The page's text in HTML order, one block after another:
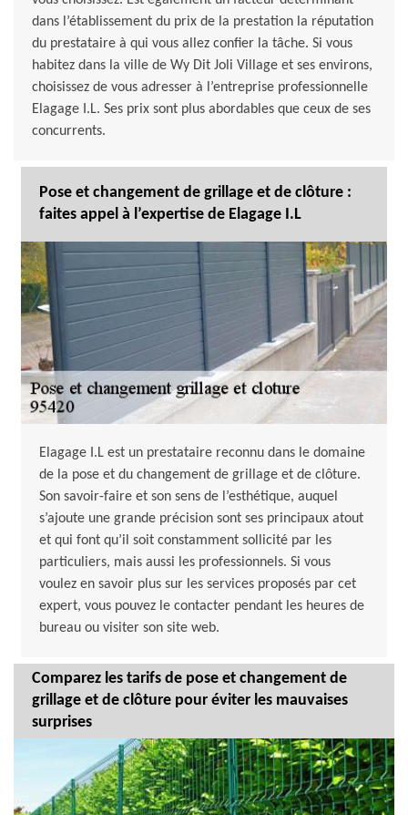
dans l’établissement du prix de la prestation la réputation
du prestataire à qui vous allez confier la tâche. Si vous
habitez dans la ville de Wy Dit Joli Village et ses environs,
choisissez de vous adresser à l’entreprise professionnelle
Elagage I.L. Ses prix sont plus abordables que ceux de ses
concurrents.
Pose et changement de grillage et de clôture :
faites appel à l’expertise de Elagage I.L
Elagage I.L est un prestataire reconnu dans le domaine
de la pose et du changement de grillage et de clôture.
Son savoir-faire et son sens de l’esthétique, auquel
s’ajoute une grande précision sont ses principaux atout
et qui font qu’il soit constamment sollicité par les
particuliers, mais aussi les professionnels. Si vous
voulez en savoir plus sur les services proposés par cet
expert, vous pouvez le contacter pendant les heures de
bureau ou visiter son site web.
Comparez les tarifs de pose et changement de
grillage et de clôture pour éviter les mauvaises
surprises